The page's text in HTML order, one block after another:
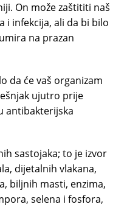
On može zaštititi naš
i infekcija, ali da bi bilo
na prazan
da će vaš organizam
ujutro prije
antibakterijska
sastojaka; to je izvor
dijetalnih vlakana,
biljnih masti, enzima,
selena i fosfora,